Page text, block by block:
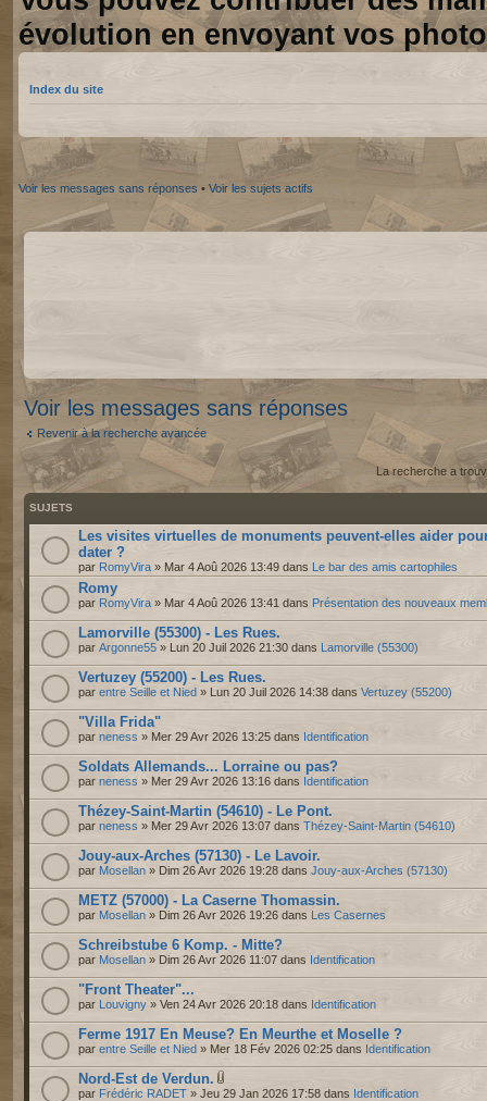
évolution en envoyant vos
Index du site
Voir les messages sans réponses • Voir les sujets actifs
Voir les messages sans réponses
Revenir à la recherche avancée
La recherche a
SUJETS
Les visites virtuelles de monuments peuvent-elles aider
dater ?
par RomyVira » Mar 4 Aoû 2026 13:49 dans Le bar des amis cartophiles
Romy
par RomyVira » Mar 4 Aoû 2026 13:41 dans Présentation des nouveaux
Lamorville (55300) - Les Rues.
par Argonne55 » Lun 20 Juil 2026 21:30 dans Lamorville (55300)
Vertuzey (55200) - Les Rues.
par entre Seille et Nied » Lun 20 Juil 2026 14:38 dans Vertuzey (55200)
"Villa Frida"
par neness » Mer 29 Avr 2026 13:25 dans Identification
Soldats Allemands... Lorraine ou pas?
par neness » Mer 29 Avr 2026 13:16 dans Identification
Thézey-Saint-Martin (54610) - Le Pont.
par neness » Mer 29 Avr 2026 13:07 dans Thézey-Saint-Martin (54610)
Jouy-aux-Arches (57130) - Le Lavoir.
par Mosellan » Dim 26 Avr 2026 19:28 dans Jouy-aux-Arches (57130)
METZ (57000) - La Caserne Thomassin.
par Mosellan » Dim 26 Avr 2026 19:26 dans Les Casernes
Schreibstube 6 Komp. - Mitte?
par Mosellan » Dim 26 Avr 2026 11:07 dans Identification
"Front Theater"...
par Louvigny » Ven 24 Avr 2026 20:18 dans Identification
Ferme 1917 En Meuse? En Meurthe et Moselle ?
par entre Seille et Nied » Mer 18 Fév 2026 02:25 dans Identification
Nord-Est de Verdun.
par Frédéric RADET » Jeu 29 Jan 2026 17:58 dans Identification